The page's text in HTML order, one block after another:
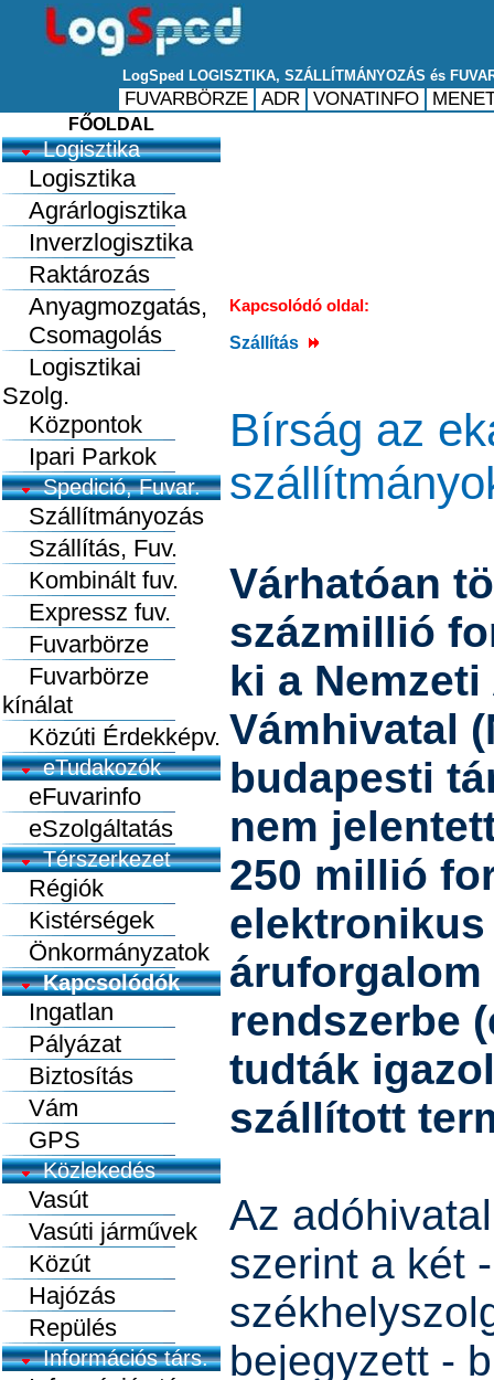
FŐOLDAL
Logisztika
Logisztika
Agrárlogisztika
Inverzlogisztika
Raktározás
Anyagmozgatás,
Csomagolás
Logisztikai
Szolg.
Központok
Ipari Parkok
Spedició, Fuvar.
Szállítmányozás
Szállítás, Fuv.
Kombinált fuv.
Expressz fuv.
Fuvarbörze
Fuvarbörze
kínálat
Közúti Érdekképv.
eTudakozók
eFuvarinfo
eSzolgáltatás
Térszerkezet
Régiók
Kistérségek
Önkormányzatok
Kapcsolódók
Ingatlan
Pályázat
Biztosítás
Vám
GPS
Közlekedés
Vasút
Vasúti járművek
Közút
Hajózás
Repülés
Információs társ.
Kapcsolódó oldal:
Szállítás
Bírság az
Várhatóan
százmillió
ki a
Vámhivatal
budapesti
nem
250 millió
rendszerbe
tudták
szállított
Az
szerint a két -
bejegyzett -